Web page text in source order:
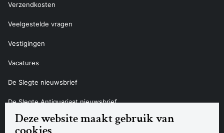
Deze website maakt gebruik van
cookies
Verzendkosten
Veelgestelde vragen
Vestigingen
Vacatures
De Slegte nieuwsbrief
De Slegte Antiquariaat nieuwsbrief
Contact